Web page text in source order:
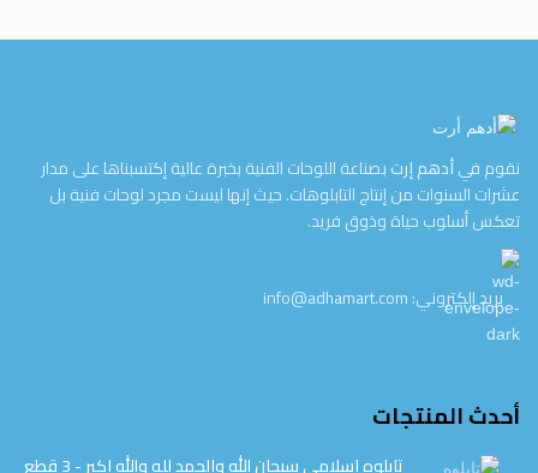
نقوم فيأدهم إرتبصناعة اللوحات الفنية بخبرة عالية إكتسبناها على مدار
عشرات السنوات من إنتاج التابلوهات. حيث إنها ليست مجرد لوحات فنية بل
تعكس أسلوب حياة وذوق فريد.
بريد إلكتروني: info@adhamart.com
أحدث المنتجات
تابلوه اسلامي سبحان الله والحمد لله والله اكبر - 3 قطع